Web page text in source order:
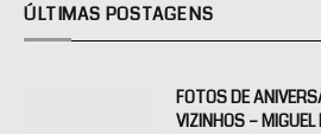
ÚLTIMAS POSTAGENS
FOTOS DE
VIZINHOS – MIGUEL